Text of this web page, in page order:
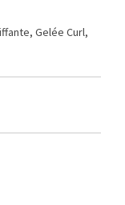
, Gelée Curl,